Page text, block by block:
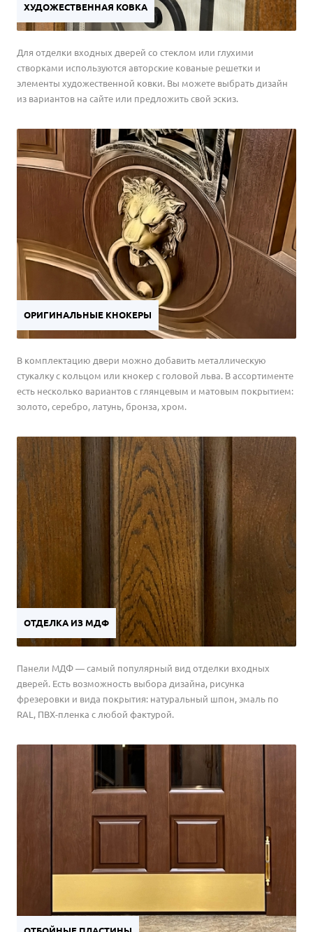
ХУДОЖЕСТВЕННАЯ КОВКА
Для отделки входных дверей со стеклом или глухими
створками используются авторские кованые решетки и
элементы художественной ковки. Вы можете выбрать дизайн
из вариантов на сайте или предложить свой эскиз.
ОРИГИНАЛЬНЫЕ КНОКЕРЫ
В комплектацию двери можно добавить металлическую
стукалку с кольцом или кнокер с головой льва. В ассортименте
есть несколько вариантов с глянцевым и матовым покрытием:
золото, серебро, латунь, бронза, хром.
ОТДЕЛКА ИЗ МДФ
Панели МДФ — самый популярный вид отделки входных
дверей. Есть возможность выбора дизайна, рисунка
фрезеровки и вида покрытия: натуральный шпон, эмаль по
RAL, ПВХ-пленка с любой фактурой.